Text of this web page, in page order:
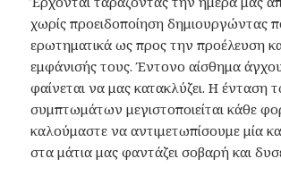
χωρίς προειδοποίηση δημιουργώντας
ερωτηματικά ως προς την προέλευση
εμφάνισής τους. Έντονo αίσθημα
φαίνεται να μας κατακλύζει. Η ένταση
συμπτωμάτων μεγιστοποιείται κάθε
καλούμαστε να αντιμετωπίσουμε μία
στα μάτια μας φαντάζει σοβαρή και